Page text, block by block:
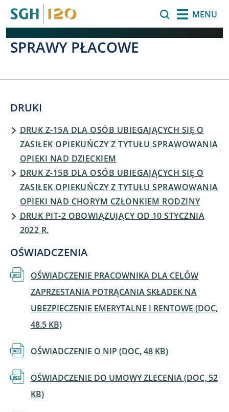
MENU
SPRAWY PŁACOWE
DRUKI
DRUK Z-15A DLA OSÓB UBIEGAJĄCYCH SIĘ O
ZASIŁEK OPIEKUŃCZY Z TYTUŁU SPRAWOWANIA
OPIEKI NAD DZIECKIEM
DRUK Z-15B DLA OSÓB UBIEGAJĄCYCH SIĘ O
ZASIŁEK OPIEKUŃCZY Z TYTUŁU SPRAWOWANIA
OPIEKI NAD CHORYM CZŁONKIEM RODZINY
DRUK PIT-2 OBOWIĄZUJĄCY OD 10 STYCZNIA
2022 R.
OŚWIADCZENIA
DokumentOŚWIADCZENIE PRACOWNIKA DLA CELÓW
ZAPRZESTANIA POTRĄCANIA SKŁADEK NA
UBEZPIECZENIE EMERYTALNE I RENTOWE (DOC,
48.5 KB)
DokumentOŚWIADCZENIE O NIP (DOC, 48 KB)
DokumentOŚWIADCZENIE DO UMOWY ZLECENIA (DOC, 52
KB)